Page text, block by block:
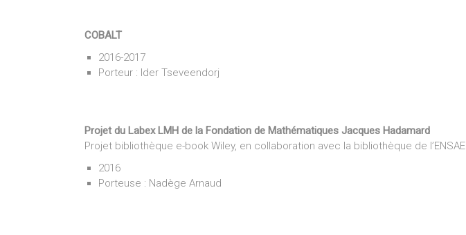
COBALT
2016-2017
Porteur : Ider Tseveendorj
Projet du Labex LMH de la Fondation de Mathématiques Jacques Hadamard
Projet bibliothèque e-book Wiley, en collaboration avec la bibliothèque de l’ENSAE
2016
Porteuse : Nadège Arnaud